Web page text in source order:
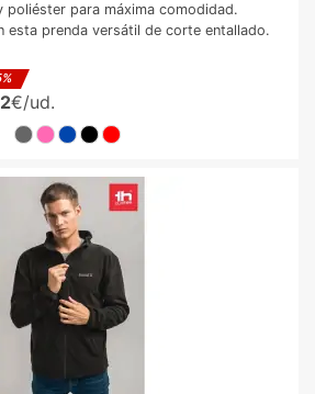
poliéster para máxima comodidad.
esta prenda versátil de corte entallado.
€/ud.